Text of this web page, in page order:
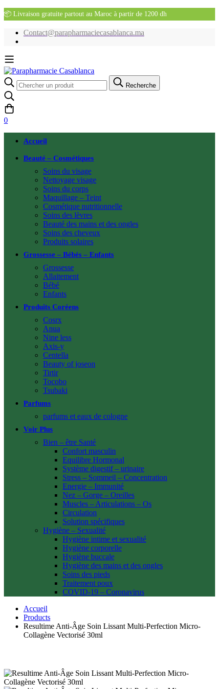
📦 Livraison gratuite partout au Maroc à partir de 1200 dh
Contact@parapharmaciecasablanca.ma
Recherche
pour:
Recherche
0
Accueil
Beauté – Cosmétiques
Soins du visage
Nettoyage visage
Soins du corps
Maquillage – Teint
Cosmétique nutritionnelle
Soins des lèvres
Beauté des mains et des ongles
Soins des cheveux
Produits solaires
Grossesse – Bébés – Enfants
Grossesse
Allaitement
Bébé
Enfants
Produits Coréens
Cosrx
Anua
Nine less
Axis-y
Centella
Beauty of joseon
Tirtir
Tocobo
Tsubaki
Parfums
parfums et eaux de cologne
Voir Plus
Bien – être Santé
Confort masculin
Equilibre Hormonal
Système digestif – urinaire
Stress – Sommeil – Concentration
Energie – Immunité
Nez – Gorge – Oreilles
Muscles – Articulations – Os
Circulation
Solution spécifiques
Hygiène – Sexualité
Hygiène intime et sexualité
Hygiène corporelle
Hygiène buccale
Hygiène des mains et des ongles
Soins des pieds
Traitement poux
COVID-19 – Coronavirus
Accueil
Products
Resultime Anti-Âge Soin Lissant Multi-Perfection Micro-
Collagène Vectorisé 30ml